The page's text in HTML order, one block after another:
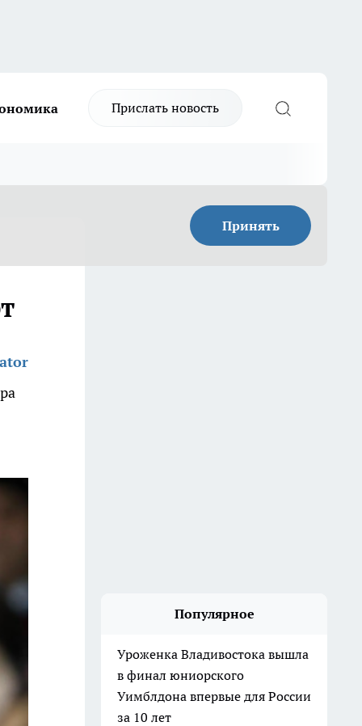
Прислать новость
Принять
Популярное
Уроженка Владивостока вышла
в финал юниорского
Уимблдона впервые для России
за 10 лет